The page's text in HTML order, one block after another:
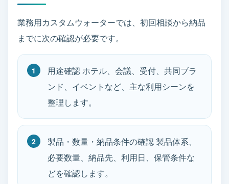
業務用カスタムウォーターでは、初回相談から納品
までに次の確認が必要です。
用途確認 ホテル、会議、受付、共同ブラ
ンド、イベントなど、主な利用シーンを
整理します。
製品・数量・納品条件の確認 製品体系、
必要数量、納品先、利用日、保管条件な
どを確認します。